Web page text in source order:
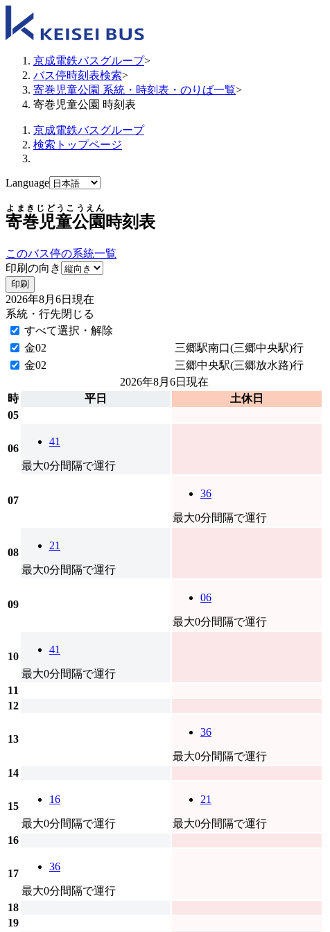
京成電鉄バスグループ>
バス停時刻表検索>
寄巻児童公園 系統・時刻表・のりば一覧>
寄巻児童公園 時刻表
京成電鉄バスグループ
検索トップページ
Language
寄巻児童公園
よまきじどうこうえん
時刻表
このバス停の系統一覧
印刷の向き
印刷
2026年8月6日 現在
系統・行先閉じる
すべて選択・解除
金02
三郷駅南口(三郷中央駅)行
金02
三郷中央駅(三郷放水路)行
2026年8月6日 現在
時
平日
土休日
05
06
41
最大0分間隔で運行
07
36
最大0分間隔で運行
08
21
最大0分間隔で運行
09
06
最大0分間隔で運行
10
41
最大0分間隔で運行
11
12
13
36
最大0分間隔で運行
14
15
16
最大0分間隔で運行
21
最大0分間隔で運行
16
17
36
最大0分間隔で運行
18
19